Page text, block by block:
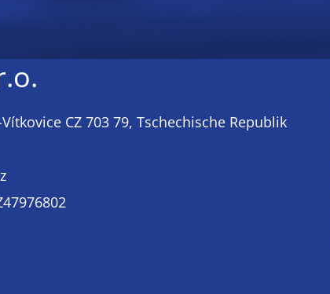
CZ 703 79, Tschechische Republik